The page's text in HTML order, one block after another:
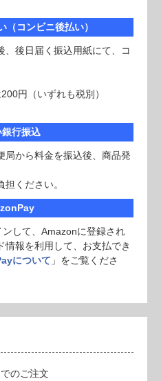
（コンビニ後払い）
、後日届く振込用紙にて、コ
円（いずれも税別）
行振込
局から料金を振込後、商品発
ください。
して、Amazonに登録され
情報を利用して、お支払でき
について 」をご覧くださ
のご注文